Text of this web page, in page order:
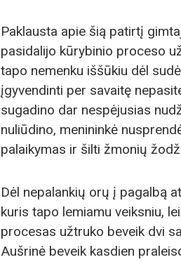
Paklausta apie šią patirtį
pasidalijo kūrybinio proceso
tapo nemenku iššūkiu dėl
įgyvendinti per savaitę
sugadino dar nespėjusias
nuliūdino, menininkė
palaikymas ir šilti žmonių
Dėl nepalankių orų į pagalbą
kuris tapo lemiamu veiksniu,
procesas užtruko beveik dvi
Aušrinė beveik kasdien